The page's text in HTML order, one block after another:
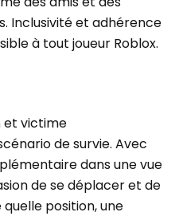
Inclusivité et adhérence
à tout joueur Roblox.
et victime
de survie. Avec
dans une vue
de se déplacer et de
position, une